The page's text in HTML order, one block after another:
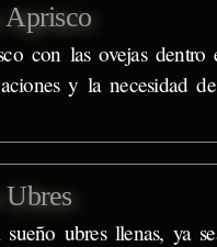
con las ovejas dentro
y la necesidad de
ubres llenas, ya